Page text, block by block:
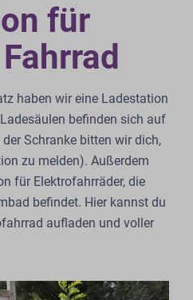
für
haben wir eine Ladestation
befinden sich auf
Schranke bitten wir dich,
zu melden). Außerdem
für Elektrofahrräder, die
befindet. Hier kannst du
aufladen und voller